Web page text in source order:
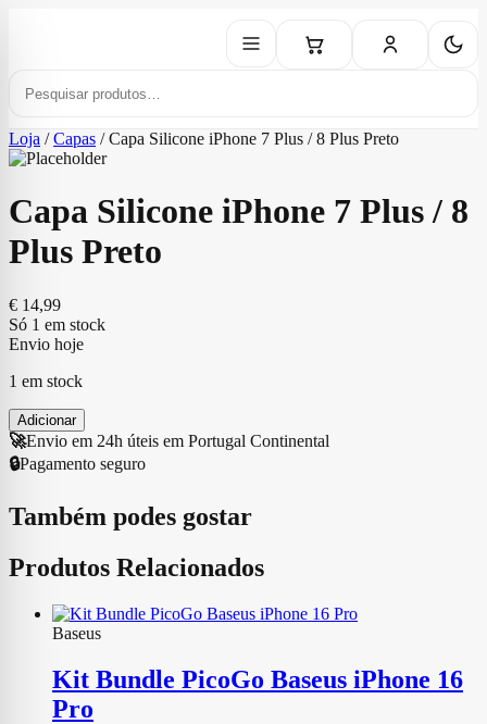
Loja / Capas / Capa Silicone iPhone 7 Plus / 8 Plus Preto
Capa Silicone iPhone 7 Plus / 8
Plus Preto
€ 14,99
Só 1 em stock
Envio hoje
1 em stock
Adicionar
🚀Envio em 24h úteis em Portugal Continental
🔒Pagamento seguro
Também podes gostar
Produtos Relacionados
Baseus
Kit Bundle PicoGo Baseus iPhone 16
Pro